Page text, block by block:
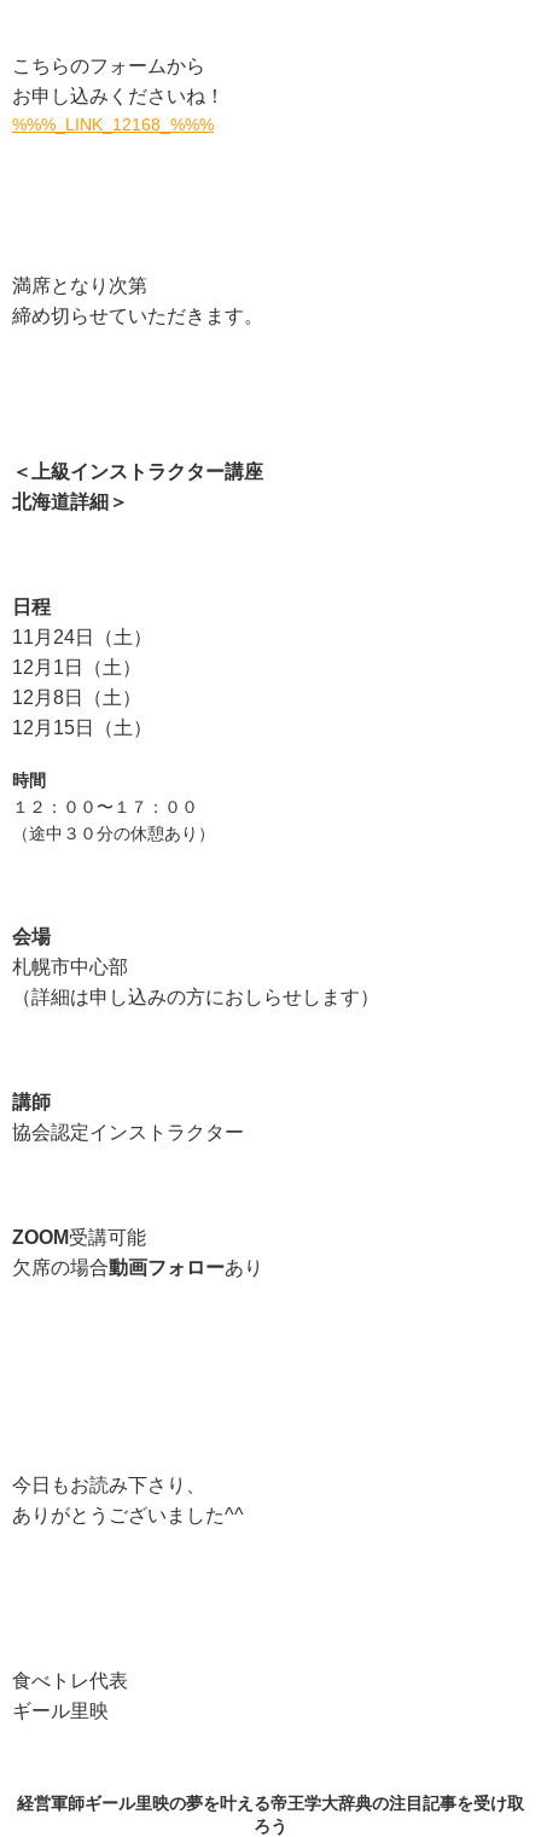
こちらのフォームから
お申し込みくださいね！
%%%_LINK_12168_%%%
満席となり次第
締め切らせていただきます。
＜上級インストラクター講座
北海道詳細＞
日程
11月24日（土）
12月1日（土）
12月8日（土）
12月15日（土）
時間
１２：００〜１７：００
（途中３０分の休憩あり）
会場
札幌市中心部
（詳細は申し込みの方におしらせします）
講師
協会認定インストラクター
ZOOM受講可能
欠席の場合動画フォローあり
今日もお読み下さり、
ありがとうございました^^
食べトレ代表
ギール里映
経営軍師ギール里映の夢を叶える帝王学大辞典の注目記事を受け取
ろう